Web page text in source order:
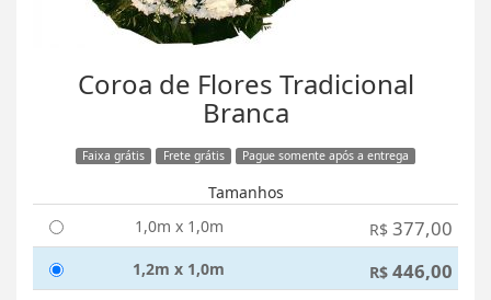
Coroa de Flores Tradicional
Branca
Faixa grátis Frete grátis Pague somente após a entrega
Tamanhos
1,0m x 1,0m
R$ 377,00
1,2m x 1,0m R$ 446,00